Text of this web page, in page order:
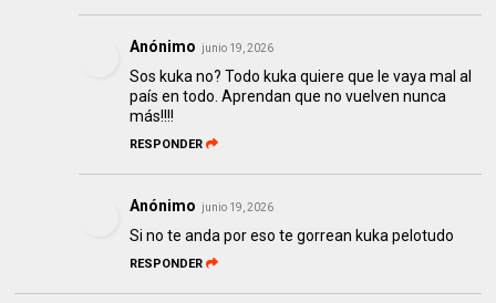
Anónimo junio 19, 2026
Sos kuka no? Todo kuka quiere que le vaya mal al
país en todo. Aprendan que no vuelven nunca
más!!!!
RESPONDER
Anónimo junio 19, 2026
Si no te anda por eso te gorrean kuka pelotudo
RESPONDER